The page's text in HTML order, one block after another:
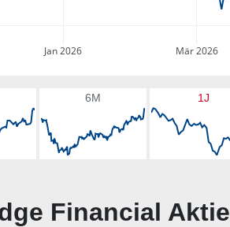
Jan 2026 Mär 2026
6M 1J
Financial Aktie